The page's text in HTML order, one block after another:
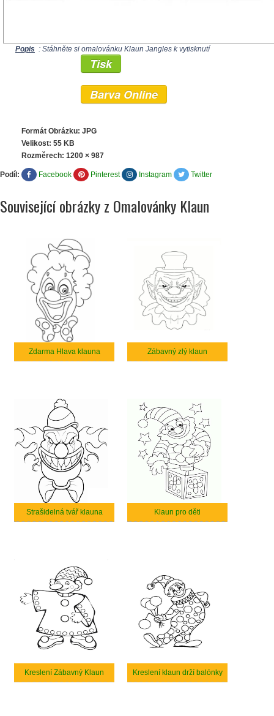
Popis : Stáhněte si omalovánku Klaun Jangles k vytisknutí
Tisk
Barva Online
Formát Obrázku: JPG
Velikost: 55 KB
Rozměrech: 1200 × 987
Podíl: Facebook Pinterest Instagram Twitter
Související obrázky z Omalovánky Klaun
Zdarma Hlava klauna Zábavný zlý klaun
Strašidelná tvář klauna Klaun pro děti
Kreslení Zábavný Klaun Kreslení klaun drží balónky